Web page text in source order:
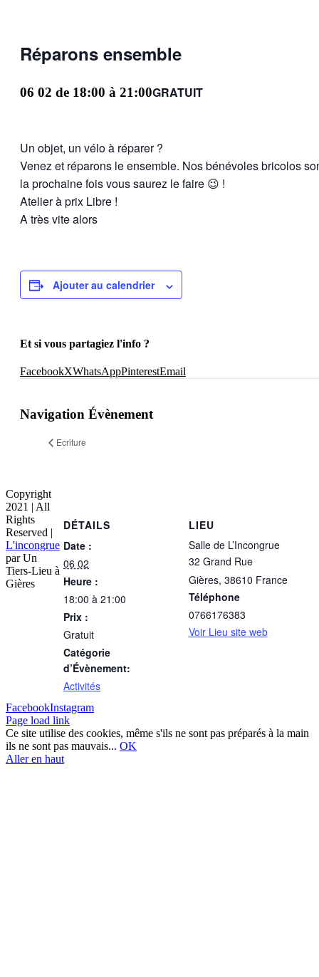
Réparons ensemble
06 02 de 18:00 à 21:00GRATUIT
Un objet, un vélo à réparer ?
Venez et réparons le ensemble. Nos bénévoles bricolos
la prochaine fois vous saurez le faire 😉 !
Atelier à prix Libre !
A très vite alors
Ajouter au calendrier
Et si vous partagiez l'info ?
FacebookXWhatsAppPinterestEmail
Navigation Évènement
Ecriture
DÉTAILS
Date :
06 02
Heure :
18:00 à 21:00
Prix :
Gratuit
Catégorie
d’Évènement:
Activités
LIEU
Salle de L’Incongrue
32 Grand Rue
Gières, 38610 France
Téléphone
0766176383
Voir Lieu site web
Copyright
2021 | All
Rights
Reserved |
L'incongrue
par Un
Tiers-Lieu à
Gières
FacebookInstagram
Page load link
Ce site utilise des cookies, même s'ils ne sont pas préparés à la main
ils ne sont pas mauvais... OK
Aller en haut